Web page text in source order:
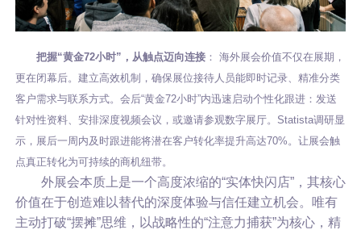
把握“黄金72小时”，从触点迈向连接： 海外展会价值不仅在展期，
更在闭幕后。建立高效机制，确保展位接待人员能即时记录、精准分类
客户需求与联系方式。会后“黄金72小时”内迅速启动个性化跟进：发送
针对性资料、安排深度视频会议，或邀请参观数字展厅。Statista调研显
示，展后一周内及时跟进能将潜在客户转化率提升高达70%。让展会触
点真正转化为可持续的商机纽带。
外展会本质上是一个高度浓缩的“实体快闪店”，其核心
价值在于创造难以替代的深度体验与信任建立机会。唯有
主动打破“摆摊”思维，以战略性的“注意力捕获”为核心，精